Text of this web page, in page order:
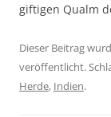
giftigen Qualm
Dieser Beitrag
veröffentlicht.
Herde, Indien.